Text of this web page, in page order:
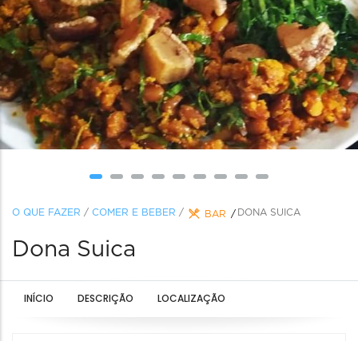
O QUE FAZER / COMER E BEBER / BAR DONA SUICA
Dona Suica
INÍCIO DESCRIÇÃO LOCALIZAÇÃO